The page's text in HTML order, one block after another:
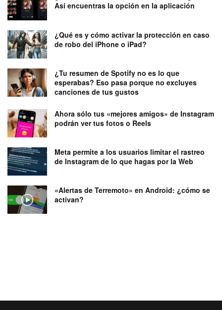
Así encuentras la opción en la aplicación
¿Qué es y cómo activar la protección en caso
de robo del iPhone o iPad?
¿Tu resumen de Spotify no es lo que
esperabas? Eso pasa porque no excluyes
canciones de tus gustos
Ahora sólo tus «mejores amigos» de Instagram
podrán ver tus fotos o Reels
Meta permite a los usuarios limitar el rastreo
de Instagram de lo que hagas por la Web
«Alertas de Terremoto» en Android: ¿cómo se
activan?